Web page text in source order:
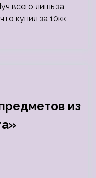
всего лишь за
купил за 10кк
из